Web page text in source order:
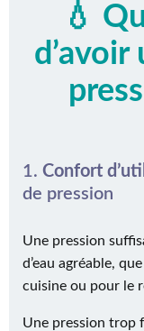
💧
d’avoir
1. Confort
de pression
Une pression
d’eau agréable,
cuisine ou pour le
Une pression trop